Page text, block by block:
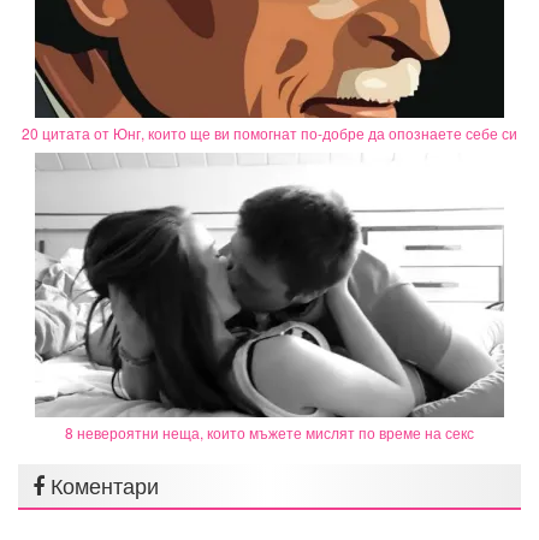
20 цитата от Юнг, които ще ви помогнат по-добре да опознаете себе си
8 невероятни неща, които мъжете мислят по време на секс
Коментари